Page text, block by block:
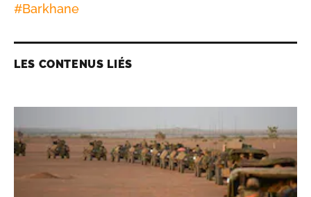
#Barkhane
LES CONTENUS LIÉS